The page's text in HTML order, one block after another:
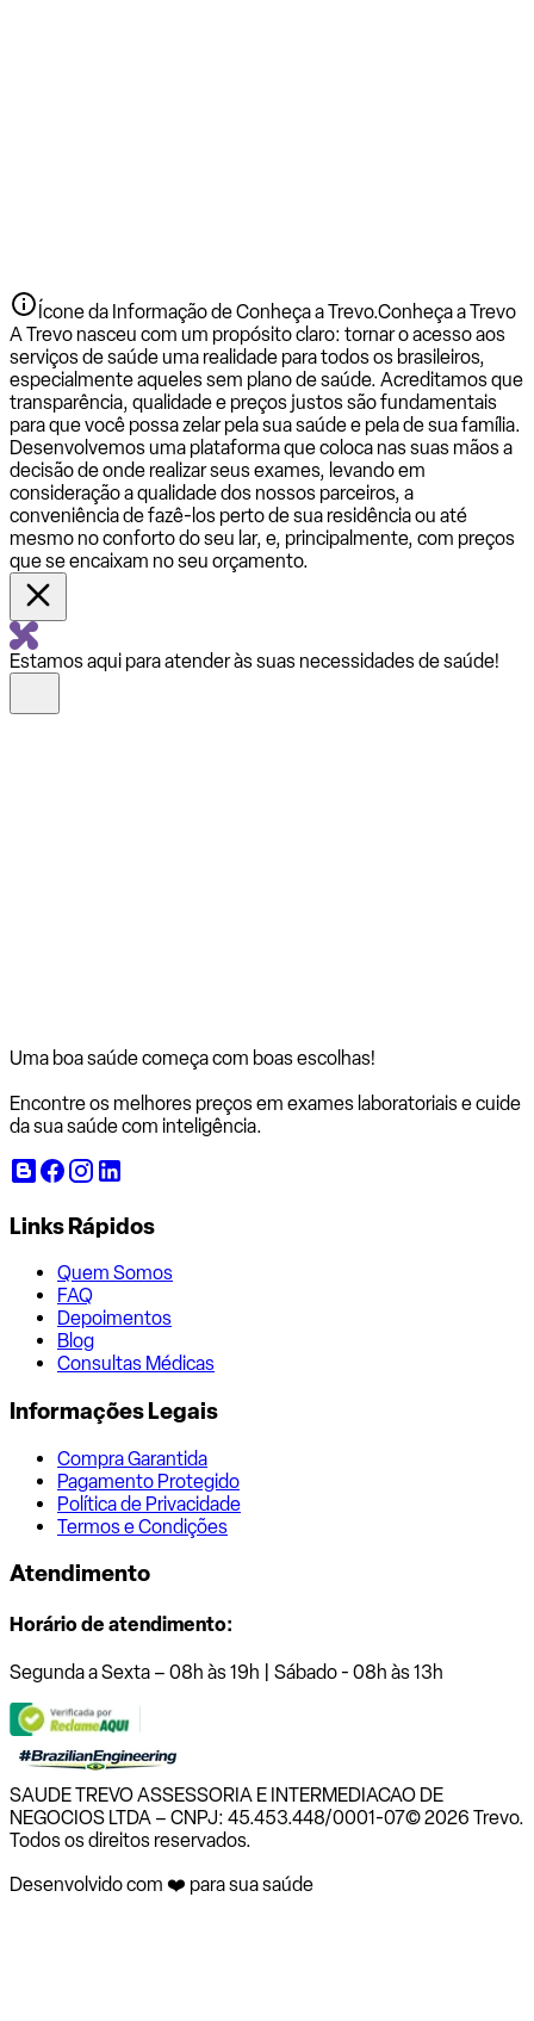
Ícone da Informação de Conheça a Trevo.Conheça a Trevo
A Trevo nasceu com um propósito claro: tornar o acesso aos
serviços de saúde uma realidade para todos os brasileiros,
especialmente aqueles sem plano de saúde. Acreditamos que
transparência, qualidade e preços justos são fundamentais
para que você possa zelar pela sua saúde e pela de sua família.
Desenvolvemos uma plataforma que coloca nas suas mãos a
decisão de onde realizar seus exames, levando em
consideração a qualidade dos nossos parceiros, a
conveniência de fazê-los perto de sua residência ou até
mesmo no conforto do seu lar, e, principalmente, com preços
que se encaixam no seu orçamento.
Estamos aqui para atender às suas necessidades de saúde!
Uma boa saúde começa com boas escolhas!
Encontre os melhores preços em exames laboratoriais e cuide
da sua saúde com inteligência.
Links Rápidos
Quem Somos
FAQ
Depoimentos
Blog
Consultas Médicas
Informações Legais
Compra Garantida
Pagamento Protegido
Política de Privacidade
Termos e Condições
Atendimento
Horário de atendimento:
Segunda a Sexta – 08h às 19h | Sábado - 08h às 13h
SAUDE TREVO ASSESSORIA E INTERMEDIACAO DE
NEGOCIOS LTDA – CNPJ: 45.453.448/0001-07© 2026 Trevo.
Todos os direitos reservados.
Desenvolvido com ❤️ para sua saúde